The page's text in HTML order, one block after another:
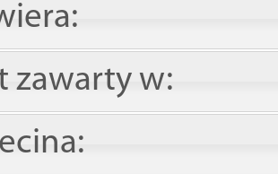
zawarty w: